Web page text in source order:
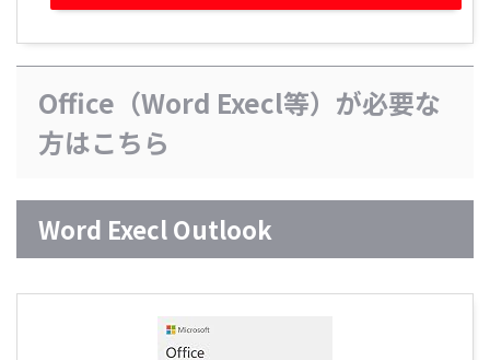
Office（Word Execl等）が必要な
方はこちら
Word Execl Outlook